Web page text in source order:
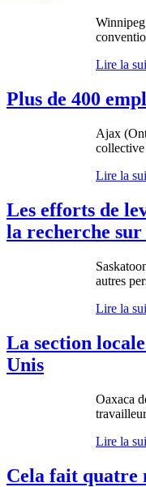
Lire la
Plus de 400
Ajax
collective
Lire la
Les efforts de
la recherche
autres
Lire la
La section
Unis
Oaxaca
Lire la
Cela fait quatre